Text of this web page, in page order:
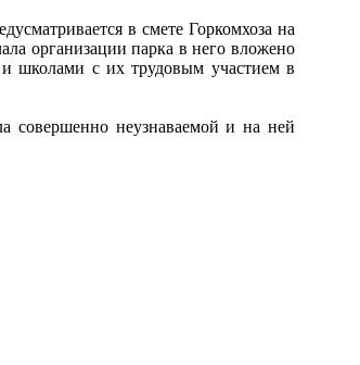
в смете Горкомхоза на
организации парка в него вложено
школами с их трудовым участием в
совершенно неузнаваемой и на ней